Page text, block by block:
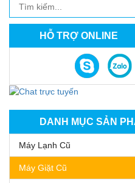
HỖ TRỢ ONLINE
DANH MỤC SẢN
Máy Lạnh Cũ
Máy Giặt Cũ